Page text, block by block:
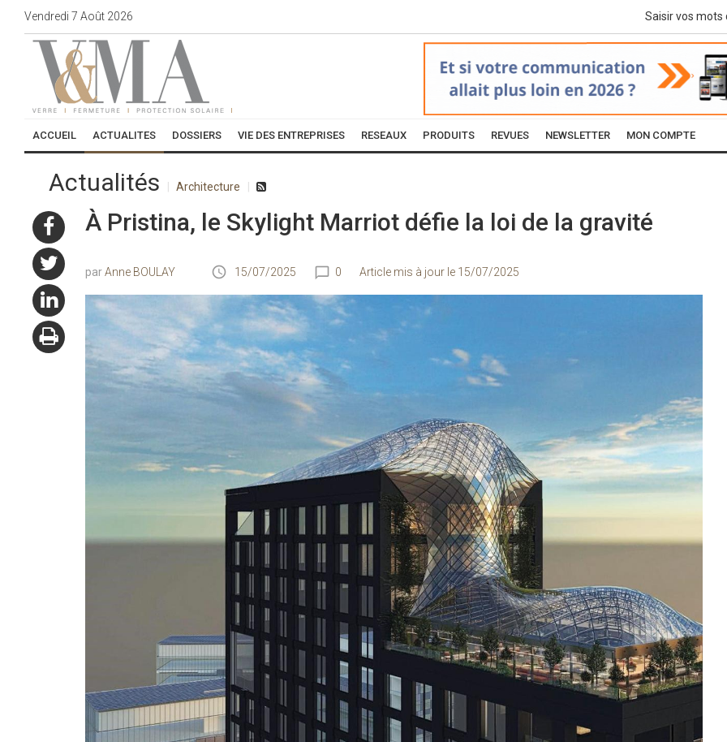
Vendredi 7 Août 2026
ACCUEIL ACTUALITES DOSSIERS VIE DES ENTREPRISES RESEAUX PRODUITS REVUES NEWSLETTER MON COMPTE
Actualités Architecture
À Pristina, le Skylight Marriot défie la loi de la gravité
Anne BOULAY 15/07/2025 0 Article mis à jour le 15/07/2025